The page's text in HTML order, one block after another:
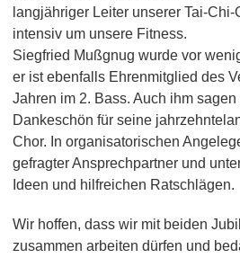
langjähriger Leiter unserer Tai-
intensiv um unsere Fitness.
Siegfried Mußgnug wurde vor
er ist ebenfalls Ehrenmitglied des
Jahren im 2. Bass. Auch ihm
Dankeschön für seine
Chor. In organisatorischen
gefragter Ansprechpartner und
Ideen und hilfreichen Ratschlägen.
Wir hoffen, dass wir mit beiden
zusammen arbeiten dürfen und